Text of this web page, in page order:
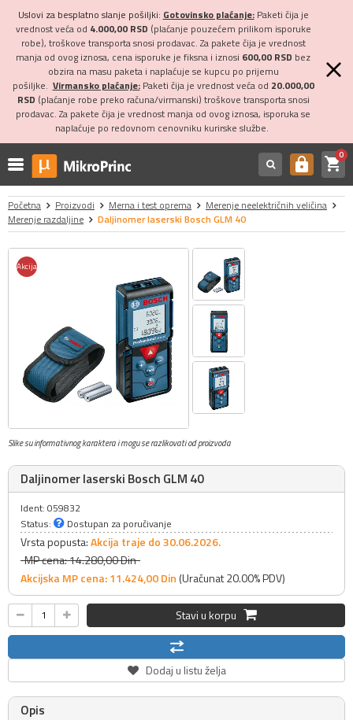
Uslovi za besplatno slanje pošiljki: Gotovinsko plaćanje:Paketi čija je
vrednost veća od 4.000,00 RSD (plaćanje pouzećem prilikom isporuke
robe), troškove transporta snosi prodavac. Za pakete čija je vrednost
manja od ovog iznosa, cena isporuke je fiksna i iznosi 600,00 RSD bez
obzira na masu paketa i naplaćuje se kupcu po prijemu
pošiljke. Virmansko plaćanje:Paketi čija je vrednost veća od 20.000,00
RSD (plaćanje robe preko računa/virmanski) troškove transporta snosi
prodavac. Za pakete čija je vrednost manja od ovog iznosa, isporuka se
naplaćuje po redovnom cenovniku kurirske službe.
https shopping_cart0
Početna Proizvodi Merna i test oprema
Merenje neelektričnih veličina
Merenje razdaljine
Daljinomer laserski Bosch GLM 40
Akcija
Slike su informativnog karaktera i mogu se razlikovati od proizvoda
Daljinomer laserski Bosch GLM 40
Ident: 059832
Status:
Dostupan za poručivanje
Vrsta popusta:Akcija traje do 30.06.2026.
MP cena: 14.280,00Din
Akcijska MP cena: 11.424,00Din (Uračunat 20.00% PDV)
Stavi u korpu
Dodaj u listu želja
Opis